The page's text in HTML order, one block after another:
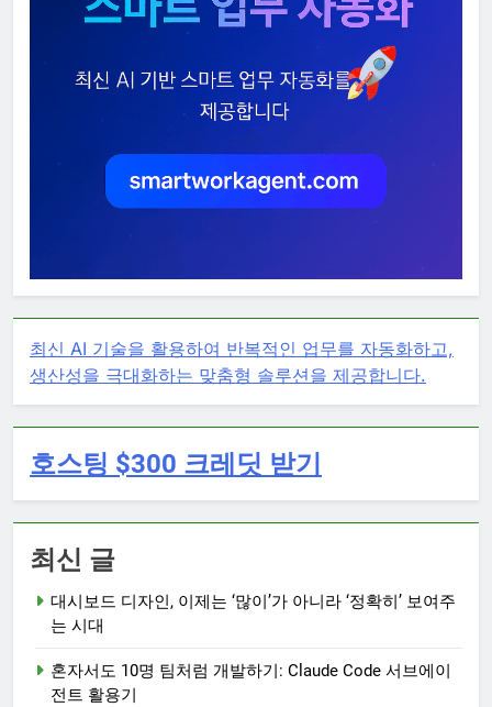
최신 AI 기술을 활용하여 반복적인 업무를 자동화하고,
생산성을 극대화하는 맞춤형 솔루션을 제공합니다.
호스팅 $300 크레딧 받기
최신 글
대시보드 디자인, 이제는 ‘많이’가 아니라 ‘정확히’ 보여주
는 시대
혼자서도 10명 팀처럼 개발하기: Claude Code 서브에이
전트 활용기